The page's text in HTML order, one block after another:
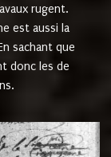
rugent.
est aussi la
sachant que
donc les de